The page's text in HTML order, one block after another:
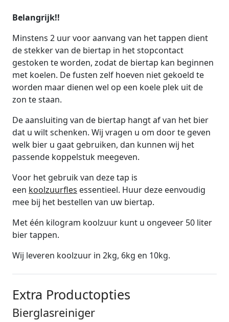
Belangrijk!!
Minstens 2 uur voor aanvang van het tappen dient
de stekker van de biertap in het stopcontact
gestoken te worden, zodat de biertap kan beginnen
met koelen. De fusten zelf hoeven niet gekoeld te
worden maar dienen wel op een koele plek uit de
zon te staan.
De aansluiting van de biertap hangt af van het bier
dat u wilt schenken. Wij vragen u om door te geven
welk bier u gaat gebruiken, dan kunnen wij het
passende koppelstuk meegeven.
Voor het gebruik van deze tap is
een koolzuurfles essentieel. Huur deze eenvoudig
mee bij het bestellen van uw biertap.
Met één kilogram koolzuur kunt u ongeveer 50 liter
bier tappen.
Wij leveren koolzuur in 2kg, 6kg en 10kg.
Extra Productopties
Bierglasreiniger